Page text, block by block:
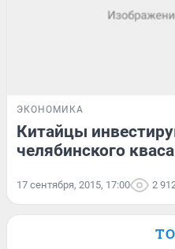
ЭКОНОМИКА
Китайцы
челябинского кваса
17 сентября, 2015, 17:00 2